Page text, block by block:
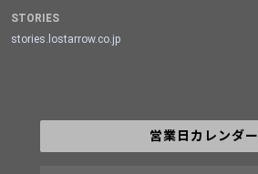
STORIES
stories.lostarrow.co.jp
営業日カレンダー